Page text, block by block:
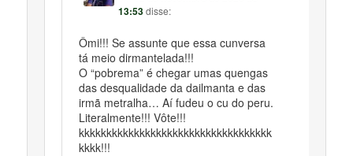
13:53 disse:
Ômi!!! Se assunte que essa cunversa
tá meio dirmantelada!!!
O “pobrema” é chegar umas quengas
das desqualidade da dailmanta e das
irmã metralha… Aí fudeu o cu do peru.
Literalmente!!! Vôte!!!
kkkkkkkkkkkkkkkkkkkkkkkkkkkkkkkkkkk
kkkk!!!